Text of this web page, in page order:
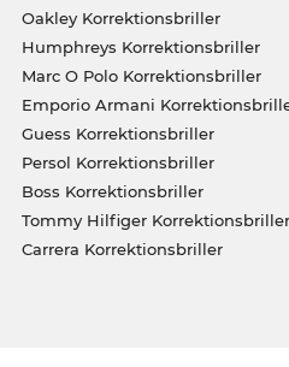
Oakley Korrektionsbriller
Humphreys Korrektionsbriller
Marc O Polo Korrektionsbriller
Emporio Armani
Guess Korrektionsbriller
Persol Korrektionsbriller
Boss Korrektionsbriller
Tommy Hilfiger Korrektionsbriller
Carrera Korrektionsbriller